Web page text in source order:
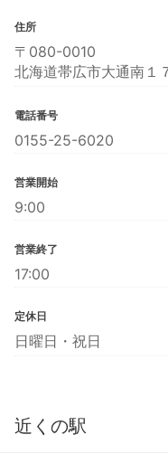
住所
〒080-0010
北海道帯広市大通南１
電話番号
0155-25-6020
営業開始
9:00
営業終了
17:00
定休日
日曜日・祝日
近くの駅